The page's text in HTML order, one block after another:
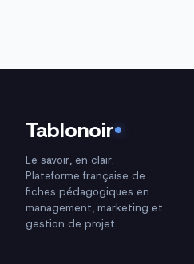
Tablonoir
Le savoir, en clair.
Plateforme française de
fiches pédagogiques en
management, marketing et
gestion de projet.